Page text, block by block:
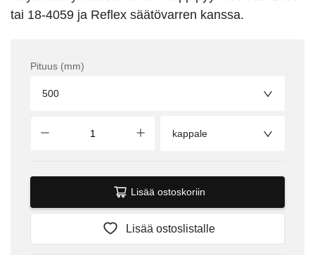
tai 18-4059 ja Reflex säätövarren kanssa.
Pituus (mm)
500
kappale
Lisää ostoskoriin
Lisää ostoslistalle